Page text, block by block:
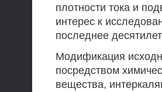
плотности тока и
интерес к
последнее
Модификация
посредством
вещества,